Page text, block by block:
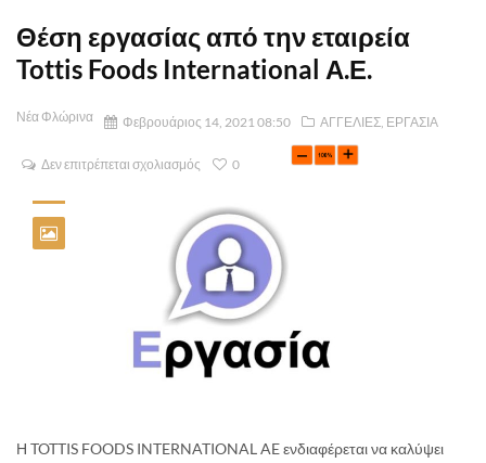
Θέση εργασίας από την εταιρεία
Tottis Foods International Α.Ε.
Νέα Φλώρινα Φεβρουάριος 14, 2021 08:50 ΑΓΓΕΛΙΕΣ, ΕΡΓΑΣΙΑ
Δεν επιτρέπεται σχολιασμός 0
Η TOTTIS FOODS INTERNATIONAL AE ενδιαφέρεται να καλύψει